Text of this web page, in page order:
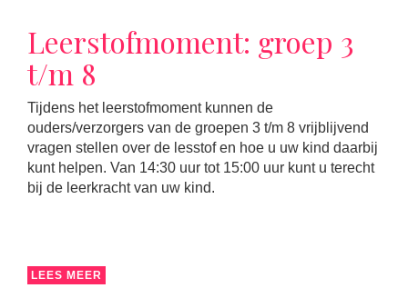
Leerstofmoment: groep 3
t/m 8
Tijdens het leerstofmoment kunnen de
ouders/verzorgers van de groepen 3 t/m 8 vrijblijvend
vragen stellen over de lesstof en hoe u uw kind daarbij
kunt helpen. Van 14:30 uur tot 15:00 uur kunt u terecht
bij de leerkracht van uw kind.
LEES MEER